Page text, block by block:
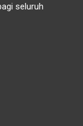
seluruh